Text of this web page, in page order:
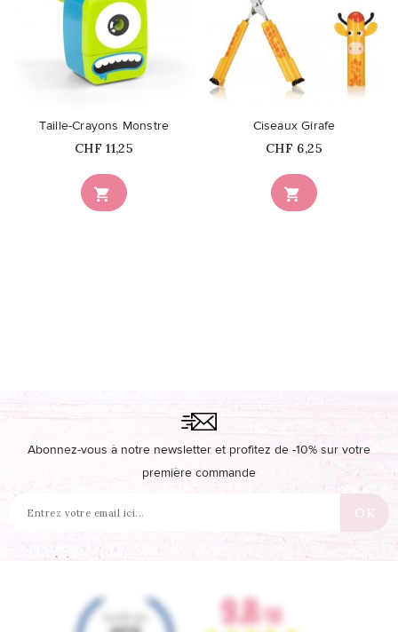

Taille-Crayons Monstre
Prix
CHF 11,25
favorite_border

Ciseaux Girafe
Prix
CHF 6,25
Abonnez-vous à notre newsletter et profitez de -10% sur votre
première commande